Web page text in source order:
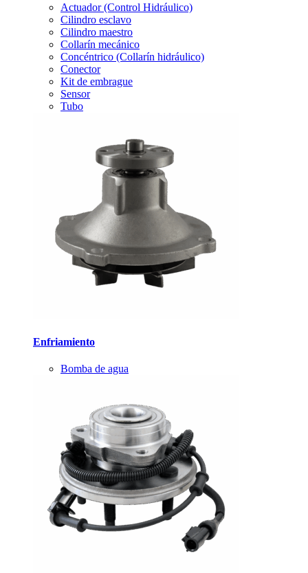
Actuador (Control Hidráulico)
Cilindro esclavo
Cilindro maestro
Collarín mecánico
Concéntrico (Collarín hidráulico)
Conector
Kit de embrague
Sensor
Tubo
Enfriamiento
Bomba de agua